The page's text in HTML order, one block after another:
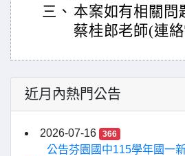
三、 本案如有相關問
蔡桂郎老師(連
近月內熱門公告
2026-07-16 366
公告芬園國中115學年國一